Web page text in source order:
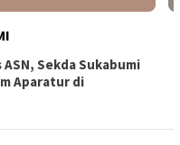
Sekda Sukabumi
Aparatur di